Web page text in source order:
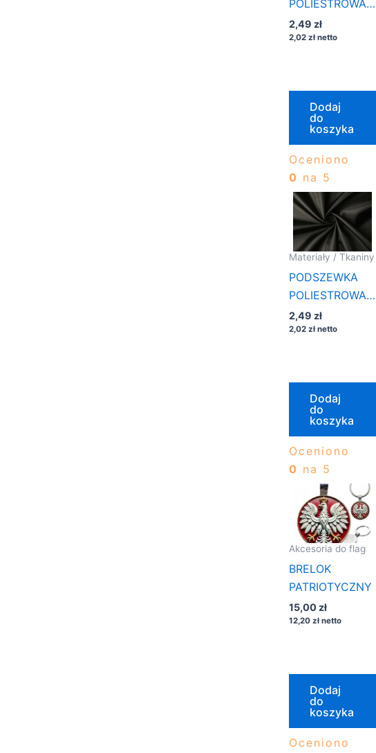
POLIESTROWA
1/2 MB ZIELONA
BUTELKA
Oceniono
0 na 5
2,49 zł
2,02 złnetto
Dodaj
do
koszyka
Materiały / Tkaniny
PODSZEWKA
POLIESTROWA
1/2 MB CZARNA
Oceniono
0 na 5
2,49 zł
2,02 złnetto
Dodaj
do
koszyka
Akcesoria do flag
BRELOK
PATRIOTYCZNY
Oceniono
15,00 zł
12,20 złnetto
Dodaj
do
koszyka